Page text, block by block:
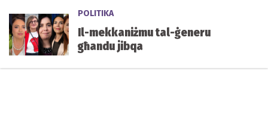
POLITIKA
Il-mekkaniżmu tal-ġeneru
għandu jibqa